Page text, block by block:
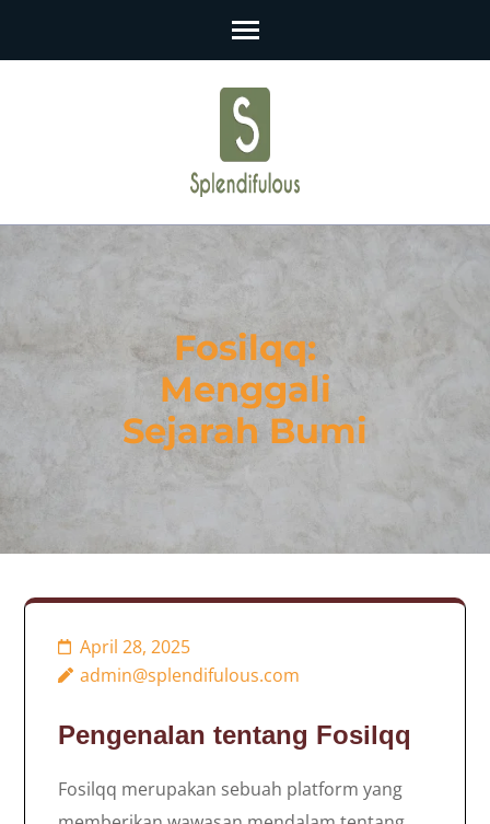
Fosilqq:
Menggali
Sejarah Bumi
April 28, 2025
admin@splendifulous.com
Pengenalan tentang Fosilqq
Fosilqq merupakan sebuah platform yang